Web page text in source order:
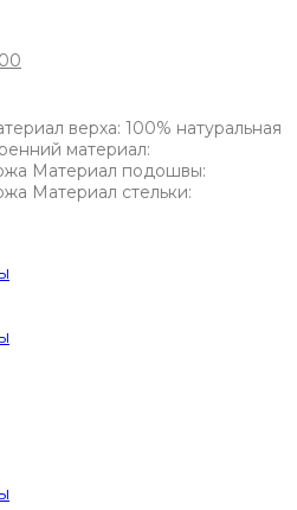
верха: 100% натуральная
материал:
Материал подошвы:
Материал стельки: